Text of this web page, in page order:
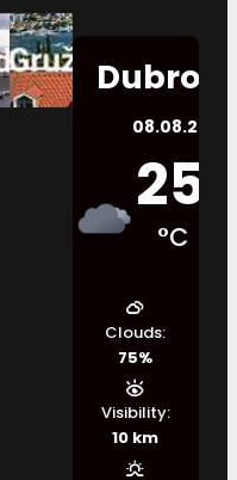
08.08.2026.
25
°C
Clouds:
75%
Visibility:
10 km